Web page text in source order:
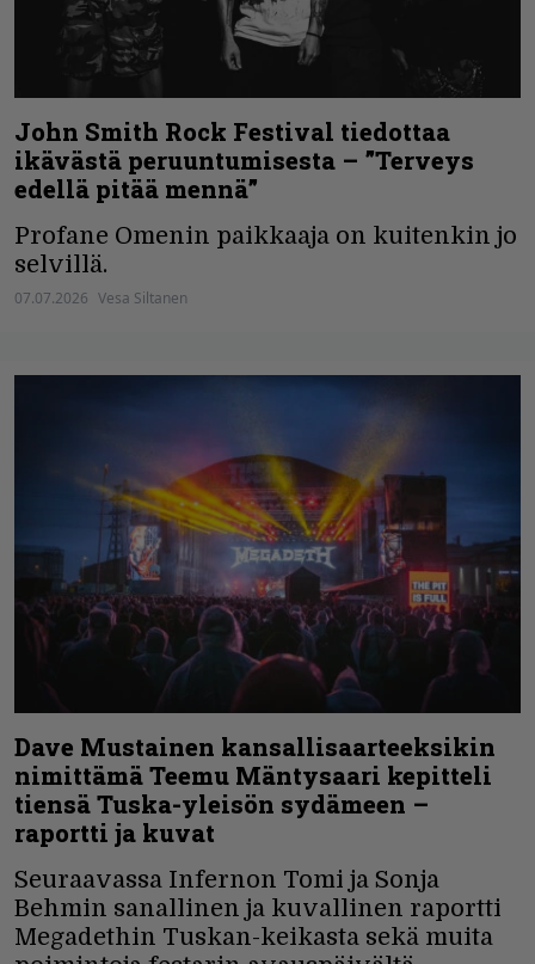
John Smith Rock Festival tiedottaa
ikävästä peruuntumisesta – ”Terveys
edellä pitää mennä”
Profane Omenin paikkaaja on kuitenkin jo
selvillä.
07.07.2026 Vesa Siltanen
Dave Mustainen kansallisaarteeksikin
nimittämä Teemu Mäntysaari kepitteli
tiensä Tuska-yleisön sydämeen –
raportti ja kuvat
Seuraavassa Infernon Tomi ja Sonja
Behmin sanallinen ja kuvallinen raportti
Megadethin Tuskan-keikasta sekä muita